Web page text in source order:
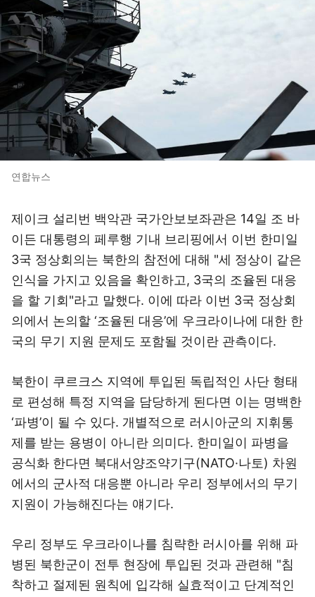
연합뉴스
제이크 설리번 백악관 국가안보보좌관은 14일 조 바
이든 대통령의 페루행 기내 브리핑에서 이번 한미일
3국 정상회의는 북한의 참전에 대해 "세 정상이 같은
인식을 가지고 있음을 확인하고, 3국의 조율된 대응
을 할 기회"라고 말했다. 이에 따라 이번 3국 정상회
의에서 논의할 ‘조율된 대응’에 우크라이나에 대한 한
국의 무기 지원 문제도 포함될 것이란 관측이다.
북한이 쿠르크스 지역에 투입된 독립적인 사단 형태
로 편성해 특정 지역을 담당하게 된다면 이는 명백한
‘파병’이 될 수 있다. 개별적으로 러시아군의 지휘통
제를 받는 용병이 아니란 의미다. 한미일이 파병을
공식화 한다면 북대서양조약기구(NATO·나토) 차원
에서의 군사적 대응뿐 아니라 우리 정부에서의 무기
지원이 가능해진다는 얘기다.
우리 정부도 우크라이나를 침략한 러시아를 위해 파
병된 북한군이 전투 현장에 투입된 것과 관련해 "침
착하고 절제된 원칙에 입각해 실효적이고 단계적인